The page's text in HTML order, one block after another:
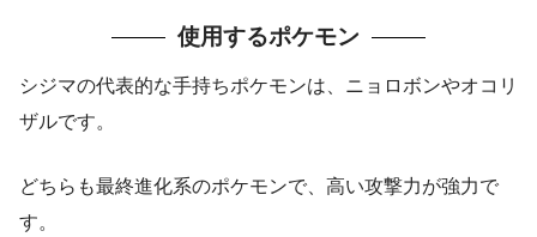
使用するポケモン
シジマの代表的な手持ちポケモンは、ニョロボンやオコリ
ザルです。
どちらも最終進化系のポケモンで、高い攻撃力が強力で
す。